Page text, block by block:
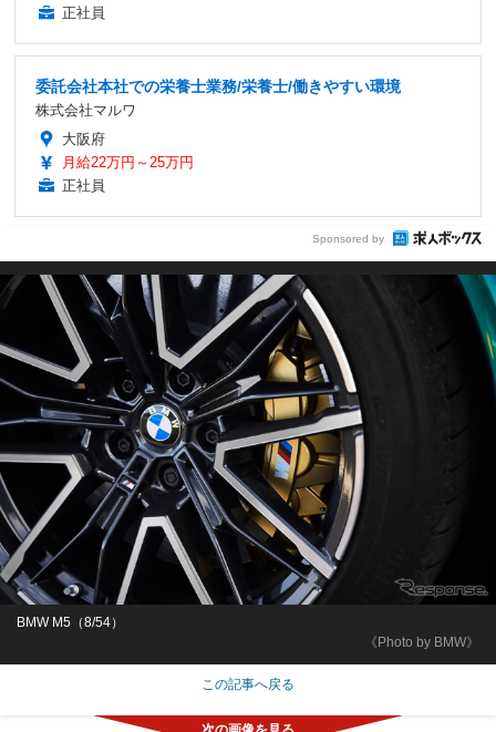
正社員
委託会社本社での栄養士業務/栄養士/働きやすい環境
株式会社マルワ
大阪府
月給22万円～25万円
正社員
Sponsored by
《Photo by BMW》
BMW M5（8/54）
この記事へ戻る